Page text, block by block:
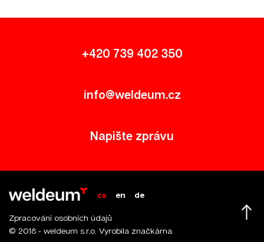
+420 739 402 350
info@weldeum.cz
Napište zprávu
cs en de
Zpracování osobních údajů
© 2018 - weldeum s.r.o. Vyrobila značkárna